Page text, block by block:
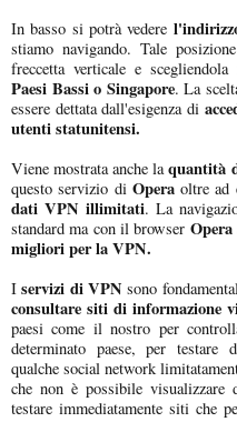
In basso si potrà vedere
stiamo navigando. Tale
freccetta verticale e scegliendola
Paesi Bassi o Singapore. La
essere dettata dall'esigenza di
utenti statunitensi.
Viene mostrata anche laquantità
questo servizio diOperaoltre ad
dati VPN illimitati. La
standard ma con il browser Opera
migliori per la VPN.
Iservizi di VPN sono
consultare siti di informazione
paesi come il nostro per
determinato paese, per testare
qualche social network
che non è possibile
testare immediatamente siti che